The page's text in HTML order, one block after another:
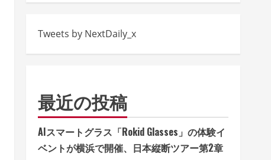
Tweets by NextDaily_x
最近の投稿
AIスマートグラス「Rokid Glasses」の体験イ
ベントが横浜で開催、日本縦断ツアー第2章